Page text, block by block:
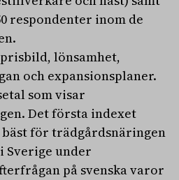
respondenter inom de
lönsamhet,
och expansionsplaner.
som visar
Det första indexet
för trädgårdsnäringen
Sverige under
på svenska varor